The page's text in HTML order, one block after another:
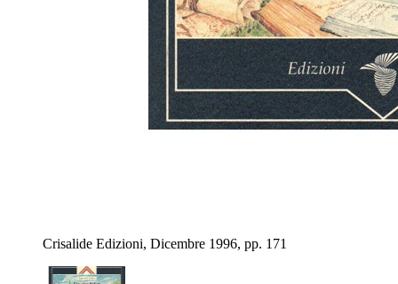
Crisalide Edizioni, Dicembre 1996, pp. 171